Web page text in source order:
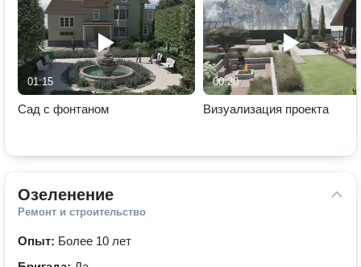
01:15
Сад с фонтаном
00:20
Визуализация проекта
Озеленение
Ремонт и строительство
Опыт: Более 10 лет